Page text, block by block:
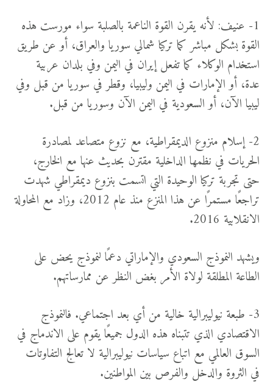
1- عنيف: لأنه يقرن القوة الناعمة بالصلبة سواء مورست هذه
القوة بشكل مباشر كما تركيا شمالي سوريا والعراق، أو عن طريق
استخدام الوكلاء كما تفعل إيران في اليمن وفي بلدان عربية
عدة، أو الإمارات في اليمن وليبيا، وقطر في سوريا من قبل وفي
ليبيا الآن، أو السعودية في اليمن الآن وسوريا من قبل.
2- إسلام منزوع الديمقراطية، مع نزوع متصاعد لمصادرة
الحريات في نظمها الداخلية مقترن بحديث عنها مع الخارج،
حتى تجربة تركيا الوحيدة التي اتسمت بنزوع ديمقراطي شهدت
تراجعًا مستمرًا عن هذا المنزع منذ عام 2012، وزاد مع المحاولة
الانقلابية 2016.
ويشهد النموذج السعودي والإماراتي دعمًا لنموذج يحض على
الطاعة المطلقة لولاة الأمر بغض النظر عن ممارساتهم.
3- طبعة نيوليبرالية خالية من أي بعد اجتماعي. فالنموذج
الاقتصادي الذي تتبناه هذه الدول جميعًا يقوم على الاندماج في
السوق العالمي مع اتباع سياسات نيوليبرالية لا تعالج التفاوتات
في الثروة والدخل والفرص بين المواطنين.